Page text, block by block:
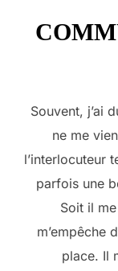
Souvent, j’ai
ne me
l’interlocuteur
parfois une
Soit il
m’empêche
place. Il